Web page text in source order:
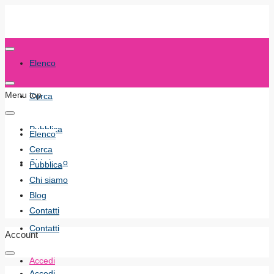
Elenco
Cerca
Pubblica
Chi siamo
Blog
Contatti
Accedi
Menu top
Elenco
Cerca
Pubblica
Chi siamo
Blog
Contatti
Account